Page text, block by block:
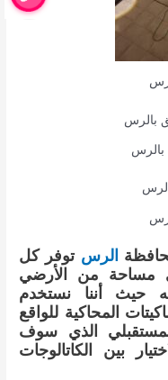
الرستوفر كل
مساحة من الأرضي
حيث أننا نستخدم
المحاكية للواقع
الذي سوف
بين الكاتالوجات